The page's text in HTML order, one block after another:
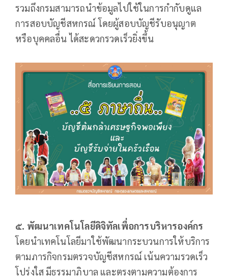
รวมถึงกรมสามารถนำข้อมูลไปใช้ในการกำกับดูแล
การสอบบัญชีสหกรณ์ โดยผู้สอบบัญชีรับอนุญาต
หรือบุคคลอื่น ได้สะดวกรวดเร็วยิ่งขึ้น
๕. พัฒนาเทคโนโลยีดิจิทัลเพื่อการบริหารองค์กร
โดยนำเทคโนโลยีมาใช้พัฒนากระบวนการให้บริการ
ตามภารกิจกรมตรวจบัญชีสหกรณ์ เน้นความรวดเร็ว
โปร่งใส มีธรรมาภิบาล และตรงตามความต้องการ